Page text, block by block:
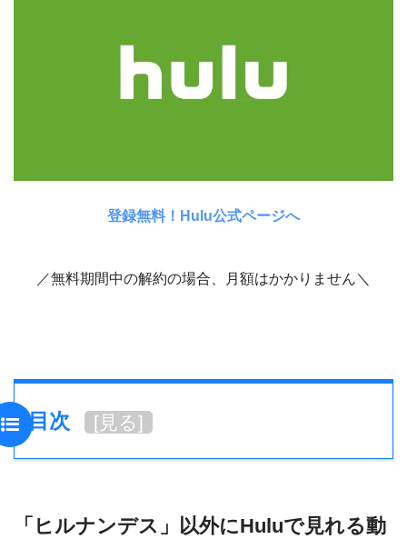
登録無料！Hulu公式ページへ
／無料期間中の解約の場合、月額はかかりません＼
目次 [見る]
「ヒルナンデス」以外にHuluで見れる動